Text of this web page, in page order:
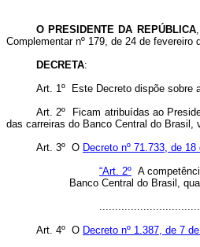
O PRESIDENTE DA REPÚBLICA
Complementar nº 179, de 24 de fevereiro
DECRETA:
Art. 1º Este Decreto dispõe sobre
Art. 2º Ficam atribuídas ao
das carreiras do Banco Central do Brasil,
Art. 3º O Decreto nº 71.733, de
“Art. 2º A
Banco Central do Brasil,
Art. 4º O Decreto nº 1.387, de 7